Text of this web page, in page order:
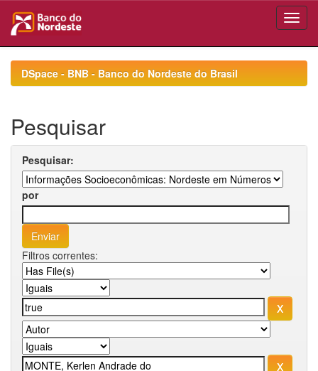
navigationDSpace - BNB - Banco do Nordeste do Brasil
Pesquisar
Pesquisar:
por
Filtros correntes: